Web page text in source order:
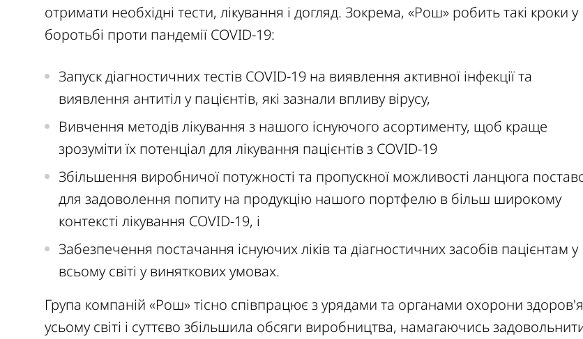
отримати необхідні тести, лікування і догляд. Зокрема, «Рош» робить такі кроки у
боротьбі проти пандемії COVID-19:
Запуск діагностичних тестів COVID-19 на виявлення активної інфекції та
виявлення антитіл у пацієнтів, які зазнали впливу вірусу,
Вивчення методів лікування з нашого існуючого асортименту, щоб краще
зрозуміти їх потенціал для лікування пацієнтів з COVID-19
Збільшення виробничої потужності та пропускної можливості ланцюга
для задоволення попиту на продукцію нашого портфелю в більш широкому
контексті лікування COVID-19, і
Забезпечення постачання існуючих ліків та діагностичних засобів пацієнтам у
всьому світі у виняткових умовах.
Група компаній «Рош» тісно співпрацює з урядами та органами охорони
усьому світі і суттєво збільшила обсяги виробництва, намагаючись